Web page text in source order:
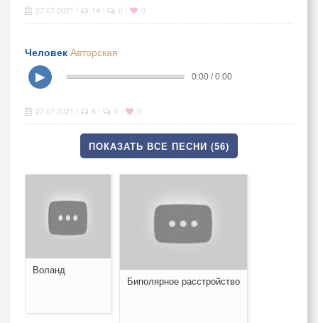
27.07.2021 14 0 0
Человек Авторская
▶
0:00 / 0:00
27.07.2021 8 0 0
ПОКАЗАТЬ ВСЕ ПЕСНИ (56)
Воланд
Биполярное расстройство